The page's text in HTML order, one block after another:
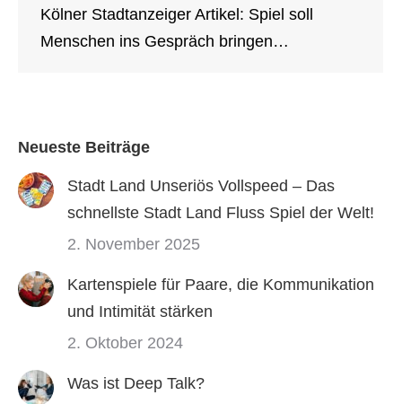
Kölner Stadtanzeiger Artikel: Spiel soll
Menschen ins Gespräch bringen…
Neueste Beiträge
Stadt Land Unseriös Vollspeed – Das
schnellste Stadt Land Fluss Spiel der Welt!
2. November 2025
Kartenspiele für Paare, die Kommunikation
und Intimität stärken
2. Oktober 2024
Was ist Deep Talk?